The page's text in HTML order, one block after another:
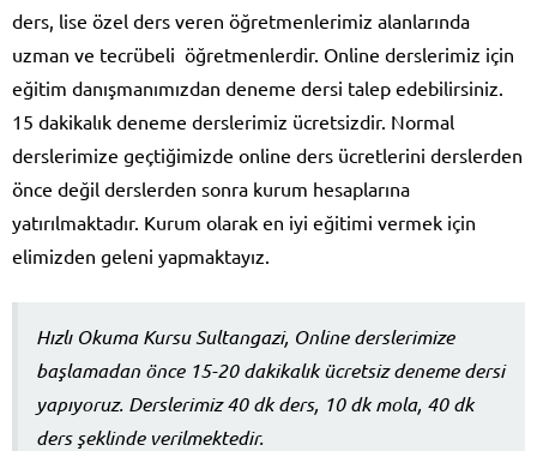
ders, lise özel ders veren öğretmenlerimiz alanlarında
uzman ve tecrübeli öğretmenlerdir. Online derslerimiz için
eğitim danışmanımızdan deneme dersi talep edebilirsiniz.
15 dakikalık deneme derslerimiz ücretsizdir. Normal
derslerimize geçtiğimizde online ders ücretlerini derslerden
önce değil derslerden sonra kurum hesaplarına
yatırılmaktadır. Kurum olarak en iyi eğitimi vermek için
elimizden geleni yapmaktayız.
Hızlı Okuma Kursu Sultangazi, Online derslerimize
başlamadan önce 15-20 dakikalık ücretsiz deneme dersi
yapıyoruz. Derslerimiz 40 dk ders, 10 dk mola, 40 dk
ders şeklinde verilmektedir.